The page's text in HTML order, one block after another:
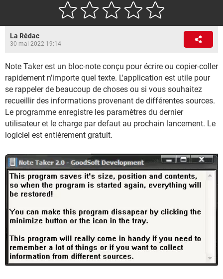
La Rédac
30 mai 2022 19:14
Note Taker est un bloc-note conçu pour écrire ou copier-coller
rapidement n'importe quel texte. L'application est utile pour
se rappeler de beaucoup de choses ou si vous souhaitez
recueillir des informations provenant de différentes sources.
Le programme enregistre les paramètres du dernier
utilisateur et le charge par defaut au prochain lancement. Le
logiciel est entièrement gratuit.